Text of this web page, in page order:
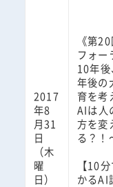
2017
年8
月31
日
（木
曜
日）
《第
フォー
10年
年後の
育を考
AIは人
方を変
る？！
【10
かるAI